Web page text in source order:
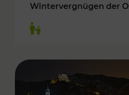
Wintervergnügen der